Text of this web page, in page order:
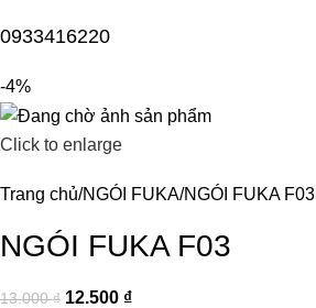
0933416220
-4%
Click to enlarge
Trang chủ NGÓI FUKA NGÓI FUKA F03
NGÓI FUKA F03
13.000₫ 12.500 ₫